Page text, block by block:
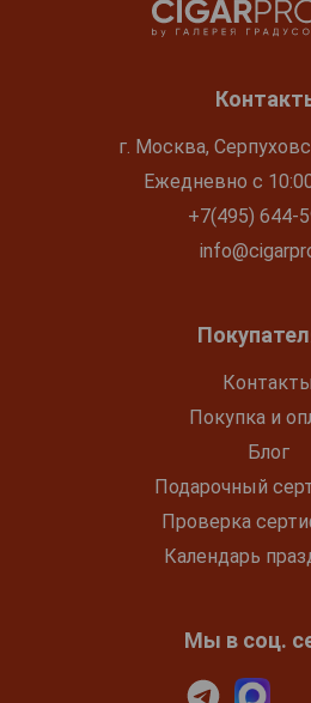
г. Москва,
Ежедневно с
+7(495) 644-
Контакты
Покупка и
Блог
Подарочный
Проверка
Календарь
Мы в соц.